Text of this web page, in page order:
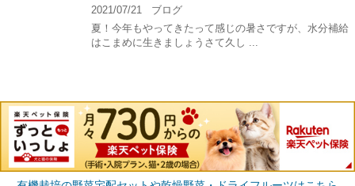
2021/07/21
ブログ
夏！今年もやってきたって感じの暑さですが、水分補給
はこまめに生きましょうさて久し ...